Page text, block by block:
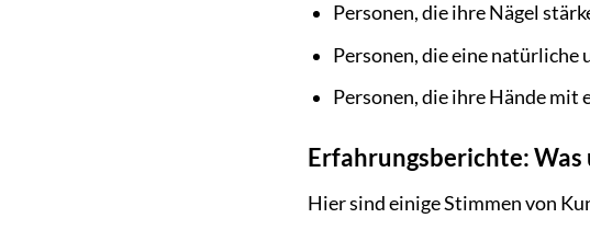
Personen, die ihre Nägel
Personen, die eine natürliche
Personen, die ihre Hände
Erfahrungsberichte: Was
Hier sind einige Stimmen von